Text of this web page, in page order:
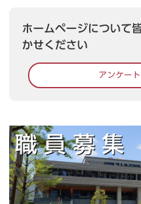
ホームページについて
かせください
アンケー